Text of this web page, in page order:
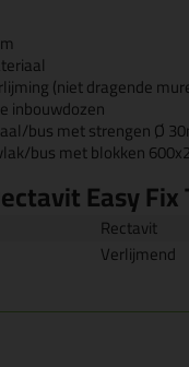
(niet dragende
inbouwdozen
bus met strengen Ø
bus met blokken
Easy
Rectavit
Verlijmend